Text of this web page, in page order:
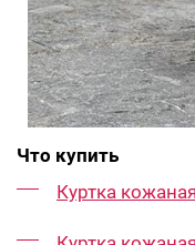
Что купить
Куртка